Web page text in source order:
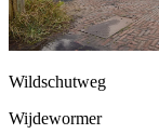
Wildschutweg
Wijdewormer